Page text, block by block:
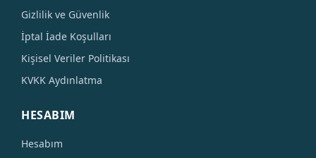
Gizlilik ve Güvenlik
İptal İade Koşulları
Kişisel Veriler Politikası
KVKK Aydınlatma
HESABIM
Hesabım